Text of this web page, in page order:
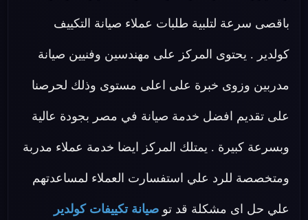
باقصى سرعة لتلبية طلبات عملاء صيانة التكييف
كولدير . يحتوى المركز على مهندسين وفنيين صيانة
مدربين وزوى خبرة على اعلى مستوى وذلك لحرصنا
على تقديم افضل خدمة صيانة في مصر بجودة عالية
وبسرعة كبيرة . يمتلك المركز ايضا خدمة عملاء مدربة
ومتخصصة للرد علي استفسارت العملاء لمساعدتهم
علي حل اى مشكلة قد تو صيانة تكييفات كولدير